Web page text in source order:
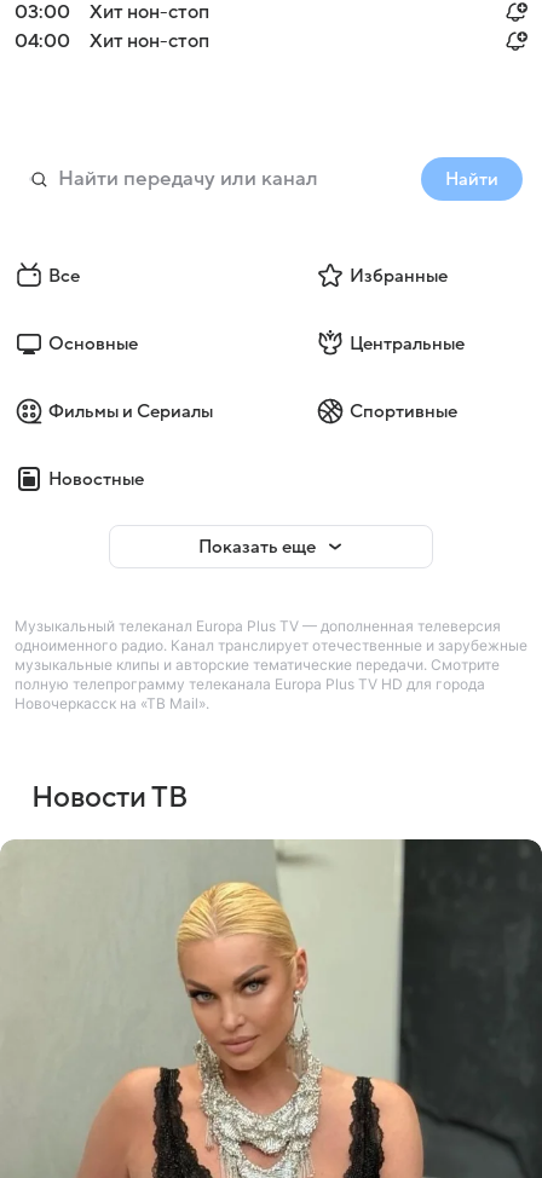
03:00
Хит нон-стоп
04:00
Хит нон-стоп
Найти
Все Избранные
Основные Центральные
Фильмы и Сериалы Спортивные
Новостные
Показать еще
Музыкальный телеканал Europa Plus TV — дополненная телеверсия
одноименного радио. Канал транслирует отечественные и зарубежные
музыкальные клипы и авторские тематические передачи. Смотрите
полную телепрограмму телеканала Europa Plus TV HD для города
Новочеркасск на «ТВ Mail».
Новости ТВ